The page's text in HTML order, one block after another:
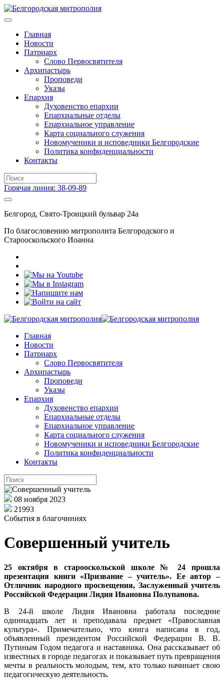
Главная
Новости
Патриарх
Слово Первосвятителя
Архипастырь
Проповеди
Указы
Епархия
Духовенство епархии
Епархиальные отделы
Епархиальное управление
Карта социального служения
Новомученики и исповедники Белгородские
Политика конфиденциальности
Контакты
Горячая линия: 38-09-89
Белгород, Свято-Троицкий бульвар 24а
По благословению митрополита Белгородского и
Старооскольского Иоанна
Главная
Новости
Патриарх
Слово Первосвятителя
Архипастырь
Проповеди
Указы
Епархия
Духовенство епархии
Епархиальные отделы
Епархиальное управление
Карта социального служения
Новомученики и исповедники Белгородские
Политика конфиденциальности
Контакты
08 ноября 2023
21993
События в благочиниях
Совершенный учитель
25 октября в старооскольской школе № 24 прошла
презентация книги «Призвание – учитель». Ее автор –
Отличник народного просвещения, Заслуженный учитель
Российской Федерации Лидия Ивановна Полупанова.
В 24-й школе Лидия Ивановна работала последние
одиннадцать лет и преподавала предмет «Православная
культура». Примечательно, что книга написана в год,
объявленный президентом Российской Федерации В. В.
Путиным Годом педагога и наставника. Она рассказывает об
известных в городе педагогах и показывает путь превращения
мечты в реальность молодым, тем, кто только начинает свою
педагогическую деятельность.